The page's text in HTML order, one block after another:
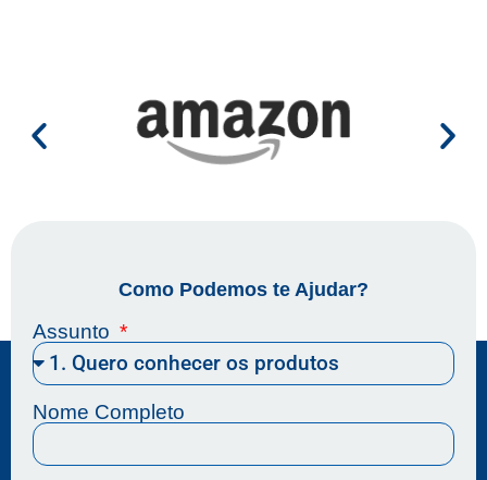
Como Podemos te Ajudar?
Assunto
Nome Completo